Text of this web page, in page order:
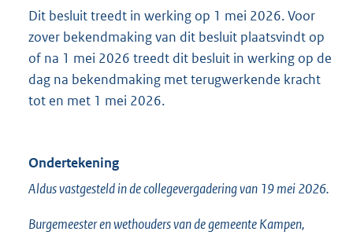
Dit besluit treedt in werking op 1 mei 2026. Voor
zover bekendmaking van dit besluit plaatsvindt op
of na 1 mei 2026 treedt dit besluit in werking op de
dag na bekendmaking met terugwerkende kracht
tot en met 1 mei 2026.
Ondertekening
Aldus vastgesteld in de collegevergadering van 19 mei 2026.
Burgemeester en wethouders van de gemeente Kampen,